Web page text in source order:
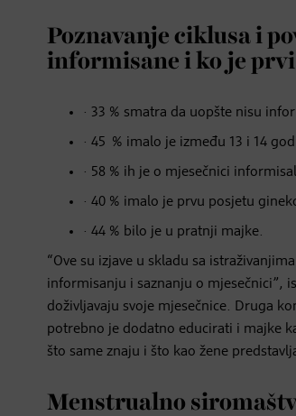
Poznavanje ciklusa i
informisane i ko je
· 33 % smatra da uopšte nisu
· 45 % imalo je između 13 i 14
· 58 % ih je o mjesečnici
· 40 % imalo je prvu posjetu
· 44 % bilo je u pratnji majke.
“Ove su izjave u skladu sa
informisanju i saznanju o mjesečnici”,
doživljavaju svoje mjesečnice. Druga
potrebno je dodatno educirati i majke
što same znaju i što kao žene
Menstrualno